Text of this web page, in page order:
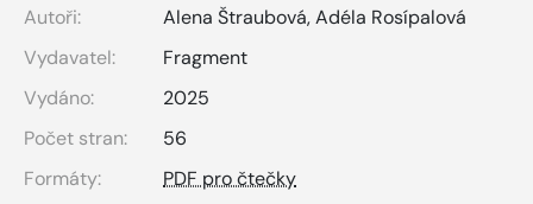
Autoři: Alena Štraubová,Adéla Rosípalová
Vydavatel:
Fragment
Vydáno:
2025
Počet stran:
56
Formáty:
PDF pro čtečky